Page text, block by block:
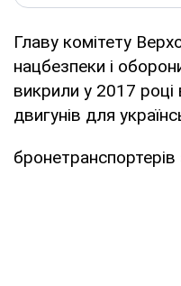
Главу комітету
нацбезпеки і
викрили у 2017 році
двигунів для